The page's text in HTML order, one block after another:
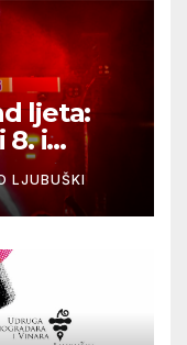
ljeta:
8. i
LJUBUŠKI